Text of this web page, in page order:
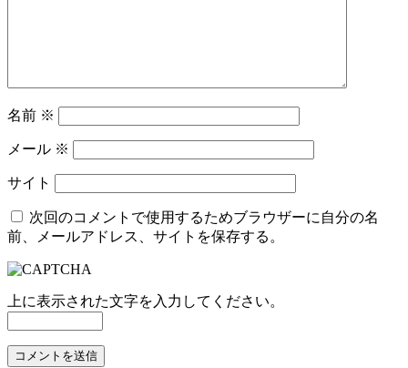
名前 ※
メール ※
サイト
次回のコメントで使用するためブラウザーに自分の名
前、メールアドレス、サイトを保存する。
上に表示された文字を入力してください。